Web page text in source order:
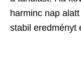
harminc nap
stabil eredményt